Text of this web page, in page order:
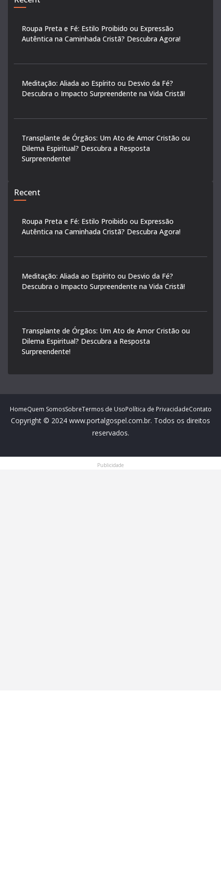
Roupa Preta e Fé: Estilo Proibido ou Expressão
Autêntica na Caminhada Cristã? Descubra Agora!
Meditação: Aliada ao Espírito ou Desvio da Fé?
Descubra o Impacto Surpreendente na Vida Cristã!
Transplante de Órgãos: Um Ato de Amor Cristão ou
Dilema Espiritual? Descubra a Resposta
Surpreendente!
Recent
Roupa Preta e Fé: Estilo Proibido ou Expressão
Autêntica na Caminhada Cristã? Descubra Agora!
Meditação: Aliada ao Espírito ou Desvio da Fé?
Descubra o Impacto Surpreendente na Vida Cristã!
Transplante de Órgãos: Um Ato de Amor Cristão ou
Dilema Espiritual? Descubra a Resposta
Surpreendente!
HomeQuem SomosSobreTermos de UsoPolítica de PrivacidadeContato
Copyright © 2024 www.portalgospel.com.br. Todos os direitos
reservados.
Publicidade